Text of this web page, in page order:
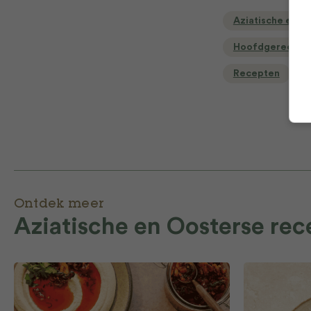
Aziatische en
Hoofdgerecht
Recepten
Ontdek meer
Aziatische en Oosterse